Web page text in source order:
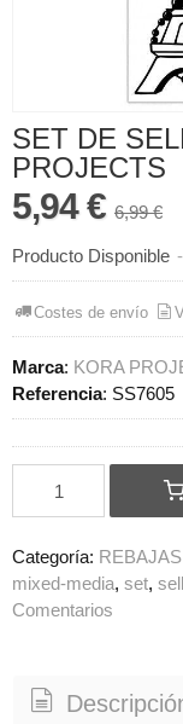
SET DE
PROJECTS
5,94 € 6,99 €
Producto Disponible -
Costes de envío
Marca: KORA
Referencia: SS7605
Categoría: REBAJAS
mixed-media set
Comentarios